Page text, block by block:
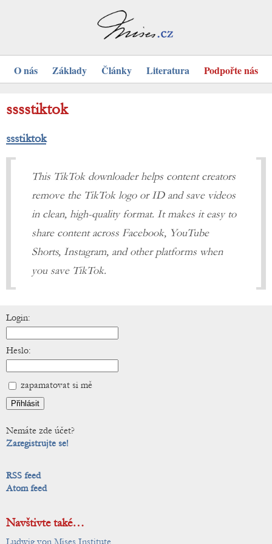
O nás Základy Články Literatura Podpořte nás
sssstiktok
ssstiktok
This TikTok downloader helps content creators
remove the TikTok logo or ID and save videos
in clean, high-quality format. It makes it easy to
share content across Facebook, YouTube
Shorts, Instagram, and other platforms when
you save TikTok.
Login:
Heslo:
zapamatovat si mě
Nemáte zde účet?
Zaregistrujte se!
RSS feed
Atom feed
Navštivte také…
Ludwig von Mises Institute